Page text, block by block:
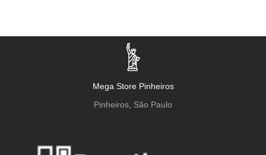
Mega Store Pinheiros
Pinheiros, São Paulo